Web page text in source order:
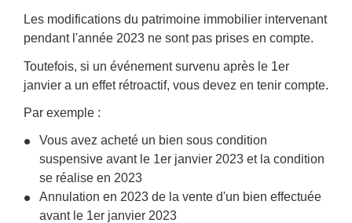
Les modifications du patrimoine immobilier intervenant
pendant l'année 2023 ne sont pas prises en compte.
Toutefois, si un événement survenu après le 1er
janvier a un effet rétroactif, vous devez en tenir compte.
Par exemple :
Vous avez acheté un bien sous condition
suspensive avant le 1er janvier 2023 et la condition
se réalise en 2023
Annulation en 2023 de la vente d'un bien effectuée
avant le 1er janvier 2023